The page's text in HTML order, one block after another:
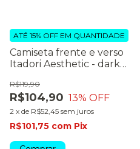
Camiseta frente e verso
Itadori Aesthetic - dark
R$104,90
R$119,90
13% OFF
2 x de R$52,45 sem juros
ATÉ 15% OFF EM QUANTIDADE
R$101,75 com Pix